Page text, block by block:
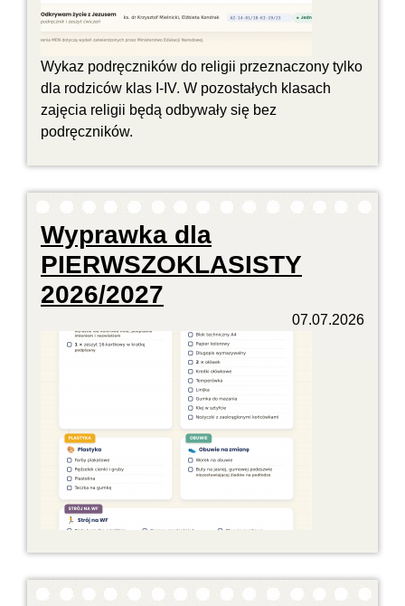
Wykaz podręczników do religii przeznaczony tylko
dla rodziców klas I-IV. W pozostałych klasach
zajęcia religii będą odbywały się bez
podręczników.
Wyprawka dla
PIERWSZOKLASISTY
2026/2027
07.07.2026